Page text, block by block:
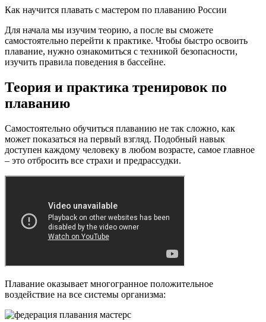
Как научится плавать с мастером по плаванию России
Для начала мы изучим теорию, а после вы сможете
самостоятельно перейти к практике. Чтобы быстро освоить
плавание, нужно ознакомиться с техникой безопасности,
изучить правила поведения в бассейне.
Теория и практика тренировок по
плаванию
Самостоятельно обучиться плаванию не так сложно, как
может показаться на первый взгляд. Подобный навык
доступен каждому человеку в любом возрасте, самое главное
– это отбросить все страхи и предрассудки.
Плавание оказывает многогранное положительное
воздействие на все системы организма: